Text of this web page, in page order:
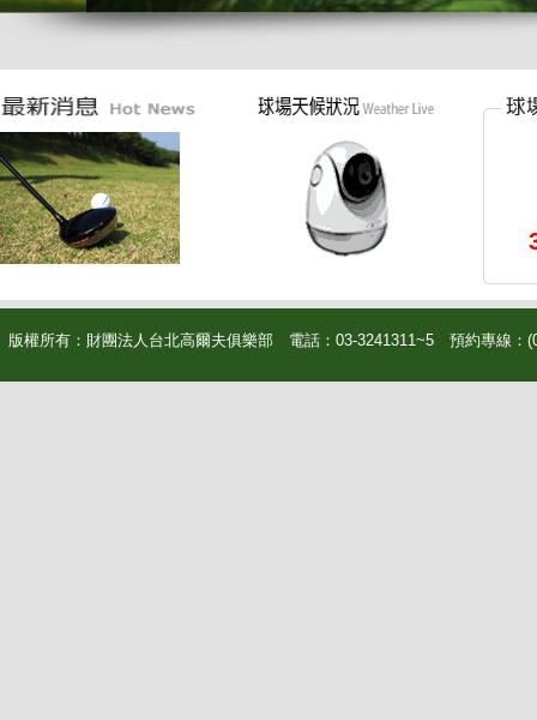
版權所有：財團法人台北高爾夫俱樂部 電話：03-3241311~5 預約專線